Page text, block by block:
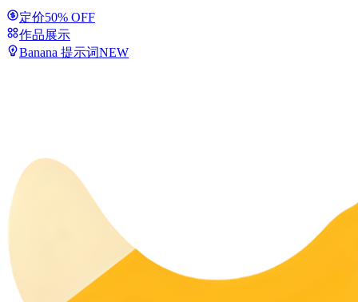
定价50% OFF
作品展示
Banana 提示词NEW